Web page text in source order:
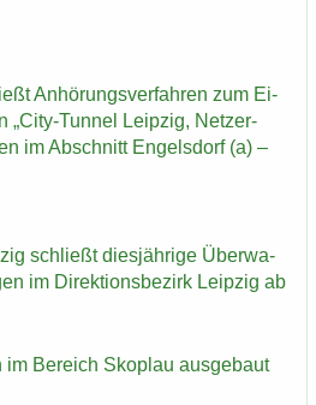
An­hö­rungs­ver­fah­ren zum Ei­
„City-​Tunnel Leip­zig, Netz­er­
im Ab­schnitt En­gels­dorf (a) –
schließt dies­jäh­ri­ge Über­wa­
im Di­rek­ti­ons­be­zirk Leip­zig ab
im Be­reich Sko­plau aus­ge­baut